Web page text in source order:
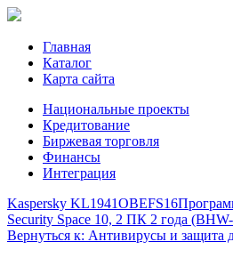
Главная
Каталог
Карта сайта
Национальные проекты
Кредитование
Биржевая торговля
Финансы
Интеграция
Kaspersky KL1941OBEFS16
Security Space 10, 2 ПК 2 года
Вернуться к: Антивирусы и защита